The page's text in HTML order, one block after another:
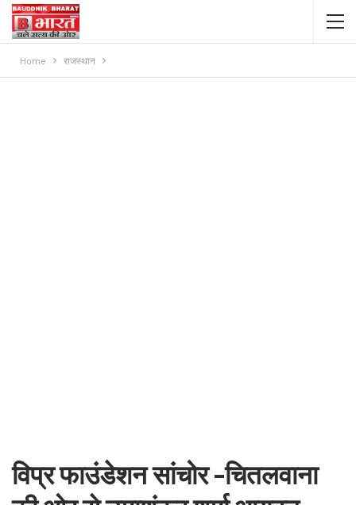
Home राजस्थान
विप्र फाउंडेशन सांचोर -चितलवाना